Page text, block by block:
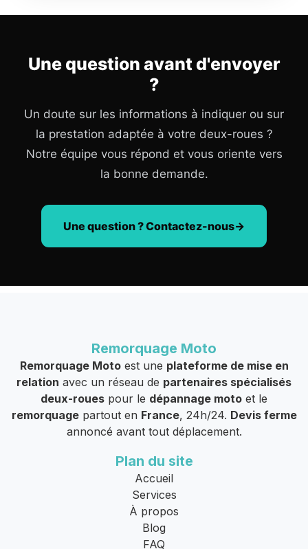
Une question avant d'envoyer
?
Un doute sur les informations à indiquer ou sur
la prestation adaptée à votre deux-roues ?
Notre équipe vous répond et vous oriente vers
la bonne demande.
Une question ? Contactez-nous
Remorquage Moto
Remorquage Motoest une plateforme de mise en
relation avec un réseau de partenaires spécialisés
deux-roues pour le dépannage moto et le
remorquagepartout en France, 24h/24. Devis ferme
annoncé avant tout déplacement.
Plan du site
Accueil
Services
À propos
Blog
FAQ